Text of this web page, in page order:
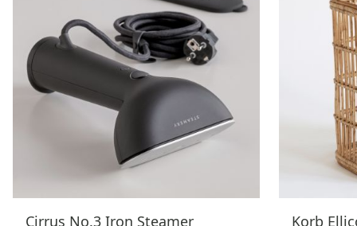
Cirrus No.3 Iron Steamer Korb